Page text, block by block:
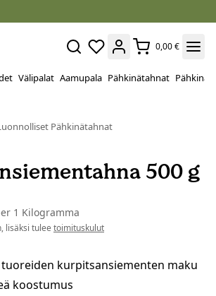
0,00 €
Välipalat Aamupala Pähkinätahnat Pähkinät
Pähkinätahnat
500 g
1 Kilogramma
lisäksi tulee toimituskulut
kurpitsansiementen maku
koostumus